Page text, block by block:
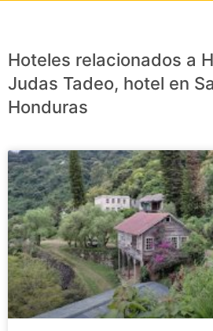
Hoteles relacionados a
Judas Tadeo, hotel en
Honduras